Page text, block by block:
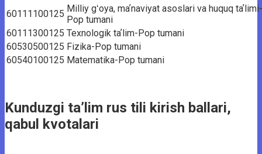
60111100125 Milliy gʻoya, maʼnaviyat asoslari va huquq taʼlimi-
Pop tumani
60111300125 Texnologik taʼlim-Pop tumani
60530500125 Fizika-Pop tumani
60540100125 Matematika-Pop tumani
Kunduzgi ta’lim rus tili kirish ballari,
qabul kvotalari